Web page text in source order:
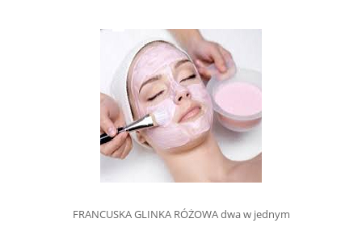
FRANCUSKA GLINKA RÓŻOWA dwa w jednym